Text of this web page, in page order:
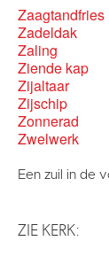
Zaagtandfries
Zadeldak
Zaling
Ziende kap
Zijaltaar
Zijschip
Zonnerad
Zwelwerk
Een zuil in de
ZIE KERK: